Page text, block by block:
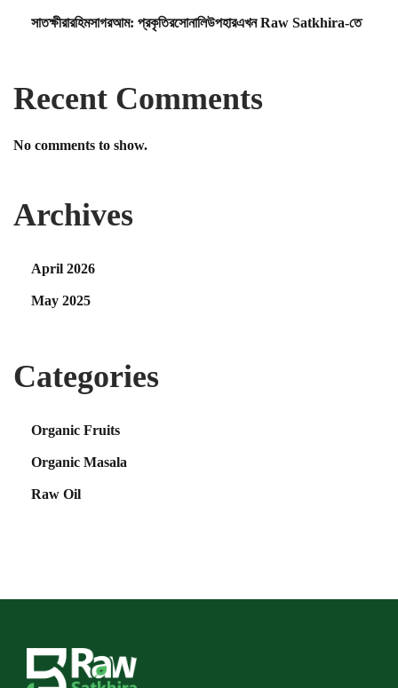
সাতক্ষীরারহিমসাগরআম: প্রকৃতিরসোনালিউপহারএখন Raw Satkhira-তে
Recent Comments
No comments to show.
Archives
April 2026
May 2025
Categories
Organic Fruits
Organic Masala
Raw Oil